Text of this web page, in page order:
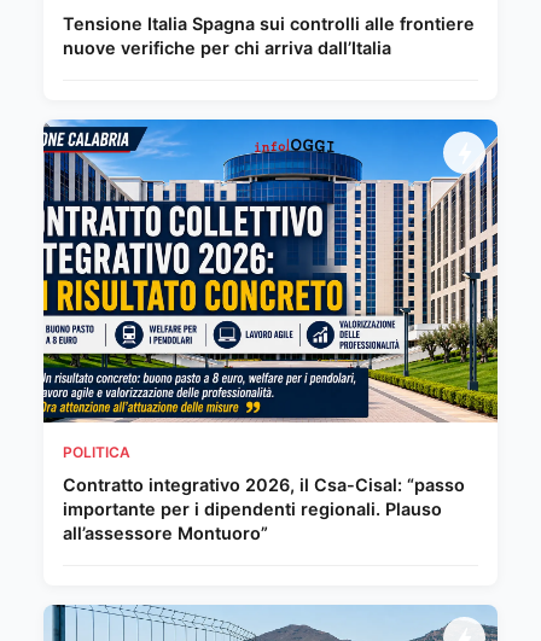
Tensione Italia Spagna sui controlli alle frontiere
nuove verifiche per chi arriva dall’Italia
POLITICA
Contratto integrativo 2026, il Csa-Cisal: “passo
importante per i dipendenti regionali. Plauso
all’assessore Montuoro”